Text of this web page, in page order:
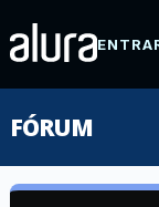
FÓRUM